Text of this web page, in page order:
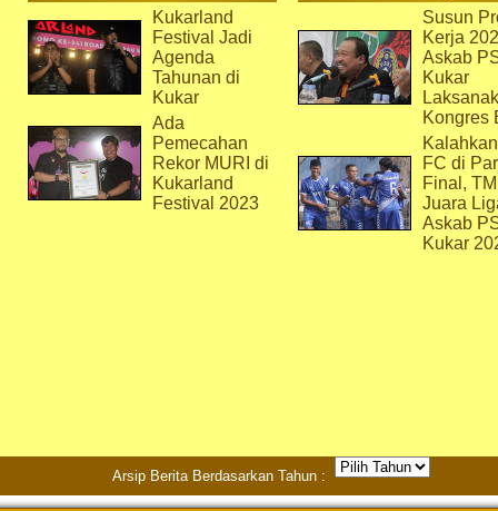
Kukarland
Festival Jadi
Agenda
Tahunan di
Kukar
Ada
Pemecahan
Rekor MURI di
Kukarland
Festival 2023
Susun
Kerja
Askab
Kukar
Kongres
FC di
Final,
Juara
Askab
Kukar
Arsip Berita Berdasarkan Tahun :